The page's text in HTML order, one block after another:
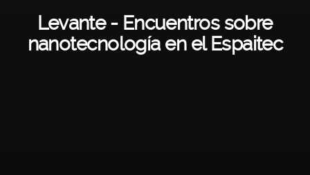
Levante - Encuentros sobre
nanotecnología en el Espaitec